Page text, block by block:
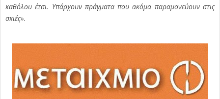
καθόλου έτσι. Υπάρχουν πράγματα που ακόμα παραμονεύουν στις
σκιές».